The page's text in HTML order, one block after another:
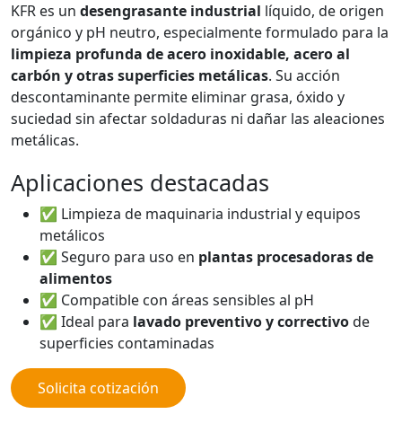
KFR es un desengrasante industrial líquido, de origen
orgánico y pH neutro, especialmente formulado para la
limpieza profunda de acero inoxidable, acero al
carbón y otras superficies metálicas. Su acción
descontaminante permite eliminar grasa, óxido y
suciedad sin afectar soldaduras ni dañar las aleaciones
metálicas.
Aplicaciones destacadas
✅ Limpieza de maquinaria industrial y equipos
metálicos
✅ Seguro para uso en plantas procesadoras de
alimentos
✅ Compatible con áreas sensibles al pH
✅ Ideal para lavado preventivo y correctivode
superficies contaminadas
Solicita cotización